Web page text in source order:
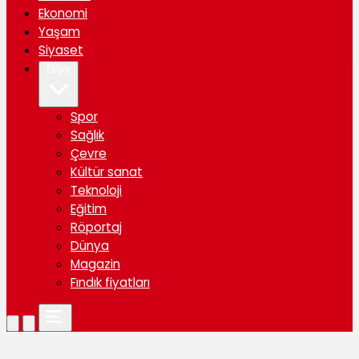
Ekonomi
Yaşam
Siyaset
Spor
Sağlık
Çevre
Kültür sanat
Teknoloji
Eğitim
Röportaj
Dünya
Magazin
Fındık fiyatları